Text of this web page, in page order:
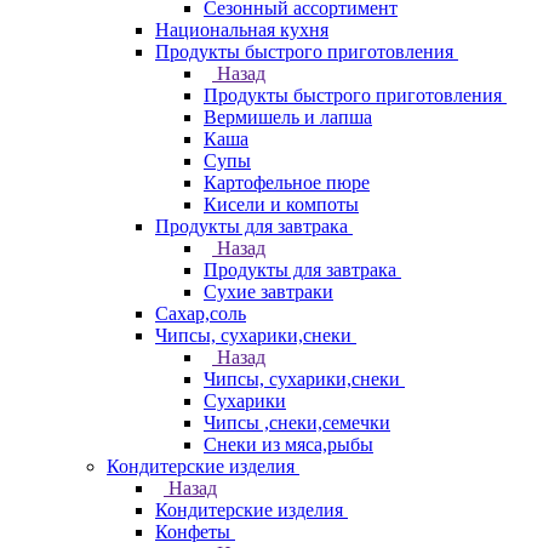
Сезонный ассортимент
Национальная кухня
Продукты быстрого приготовления
Назад
Продукты быстрого приготовления
Вермишель и лапша
Каша
Супы
Картофельное пюре
Кисели и компоты
Продукты для завтрака
Назад
Продукты для завтрака
Сухие завтраки
Сахар,соль
Чипсы, сухарики,снеки
Назад
Чипсы, сухарики,снеки
Сухарики
Чипсы ,снеки,семечки
Снеки из мяса,рыбы
Кондитерские изделия
Назад
Кондитерские изделия
Конфеты